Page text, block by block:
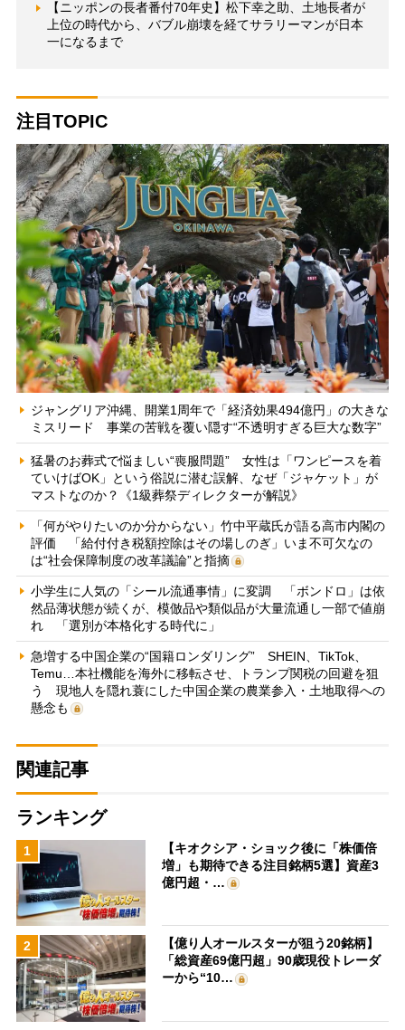
【ニッポンの長者番付70年史】松下幸之助、土地長者が
上位の時代から、バブル崩壊を経てサラリーマンが日本
一になるまで
注目TOPIC
ジャングリア沖縄、開業1周年で「経済効果494億円」の大きな
ミスリード 事業の苦戦を覆い隠す“不透明すぎる巨大な数字”
猛暑のお葬式で悩ましい“喪服問題” 女性は「ワンピースを着
ていけばOK」という俗説に潜む誤解、なぜ「ジャケット」が
マストなのか？《1級葬祭ディレクターが解説》
「何がやりたいのか分からない」竹中平蔵氏が語る高市内閣の
評価 「給付付き税額控除はその場しのぎ」いま不可欠なの
は“社会保障制度の改革議論”と指摘
小学生に人気の「シール流通事情」に変調 「ボンドロ」は依
然品薄状態が続くが、模倣品や類似品が大量流通し一部で値崩
れ 「選別が本格化する時代に」
急増する中国企業の“国籍ロンダリング” SHEIN、TikTok、
Temu…本社機能を海外に移転させ、トランプ関税の回避を狙
う 現地人を隠れ蓑にした中国企業の農業参入・土地取得への
懸念も
関連記事
ランキング
1
【キオクシア・ショック後に「株価倍
増」も期待できる注目銘柄5選】資産3
億円超・…
2
【億り人オールスターが狙う20銘柄】
「総資産69億円超」90歳現役トレーダ
ーから“10…